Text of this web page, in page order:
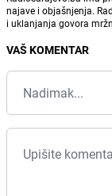
najave i objašnjenja.
i uklanjanja govora
VAŠ KOMENTAR